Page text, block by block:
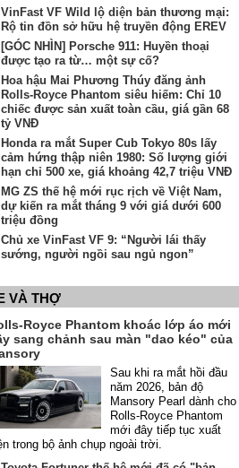
VinFast VF Wild lộ diện bản thương mại:
Rộ tin đồn sở hữu hệ truyền động EREV
[GÓC NHÌN] Porsche 911: Huyền thoại
được tạo ra từ… một sự cố?
Hoa hậu Mai Phương Thúy đăng ảnh
Rolls-Royce Phantom siêu hiếm: Chỉ 10
chiếc được sản xuất toàn cầu, giá gần 68
tỷ VNĐ
Honda ra mắt Super Cub Tokyo 80s lấy
cảm hứng thập niên 1980: Số lượng giới
hạn chỉ 500 xe, giá khoảng 42,7 triệu VNĐ
MG ZS thế hệ mới rục rịch về Việt Nam,
dự kiến ra mắt tháng 9 với giá dưới 600
triệu đồng
Chủ xe VinFast VF 9: “Người lái thấy
sướng, người ngồi sau ngủ ngon”
VÀ THỢ
Royce Phantom khoác lớp áo mới
sang chảnh sau màn "dao kéo" của
Sau khi ra mắt hồi đầu
năm 2026, bản độ
Mansory Pearl dành cho
Rolls-Royce Phantom
mới đây tiếp tục xuất
trong bộ ảnh chụp ngoài trời.